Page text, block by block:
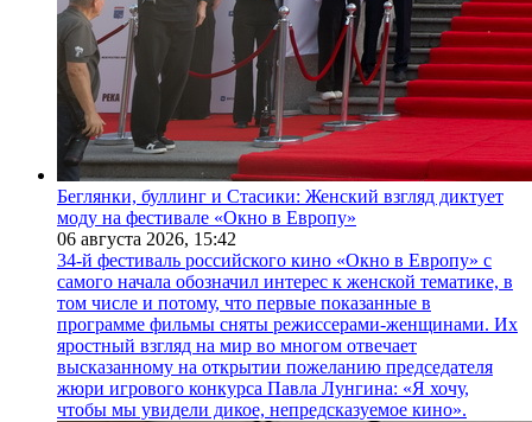
Беглянки, буллинг и Стасики: Женский взгляд диктует
моду на фестивале «Окно в Европу»
06 августа 2026, 15:42
34-й фестиваль российского кино «Окно в Европу» с
самого начала обозначил интерес к женской тематике, в
том числе и потому, что первые показанные в
программе фильмы сняты режиссерами-женщинами. Их
яростный взгляд на мир во многом отвечает
высказанному на открытии пожеланию председателя
жюри игрового конкурса Павла Лунгина: «Я хочу,
чтобы мы увидели дикое, непредсказуемое кино».